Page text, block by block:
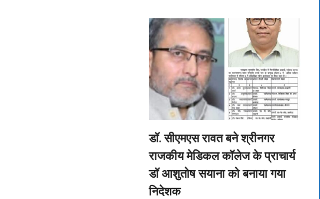
डॉ. सीएमएस रावत बने श्रीनगर
राजकीय मेडिकल कॉलेज के प्राचार्य
डॉ आशुतोष सयाना को बनाया गया
निदेशक